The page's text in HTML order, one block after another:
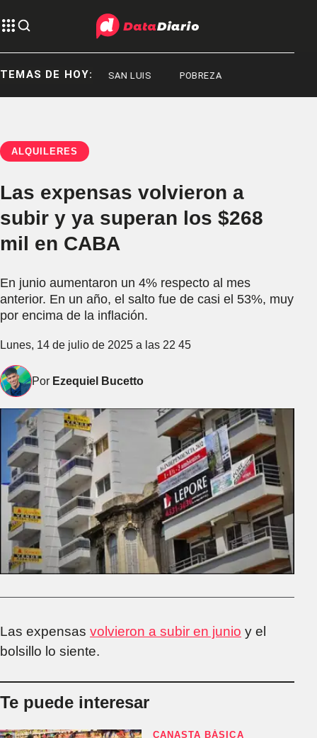
TEMAS DE HOY:
SAN LUIS SAN LUIS POBREZA
ALQUILERES
Las expensas volvieron a
subir y ya superan los $268
mil en CABA
En junio aumentaron un 4% respecto al mes
anterior. En un año, el salto fue de casi el 53%, muy
por encima de la inflación.
Lunes, 14 de julio de 2025 a las 22 45
Por Ezequiel Bucetto
Las expensas volvieron a subir en junio y el
bolsillo lo siente.
Te puede interesar
CANASTA BÁSICA